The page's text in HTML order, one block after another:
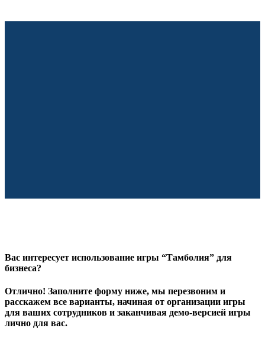
Вас интересует использование игры “Тамболия” для
бизнеса?
Отлично! Заполните форму ниже, мы перезвоним и
расскажем все варианты, начиная от организации игры
для ваших сотрудников и заканчивая демо-версией игры
лично для вас.